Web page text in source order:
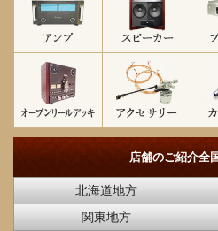
店舗のご紹介全
北海道地方
関東地方